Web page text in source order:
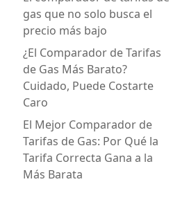
gas que no solo busca el
precio más bajo
¿El Comparador de Tarifas
de Gas Más Barato?
Cuidado, Puede Costarte
Caro
El Mejor Comparador de
Tarifas de Gas: Por Qué la
Tarifa Correcta Gana a la
Más Barata